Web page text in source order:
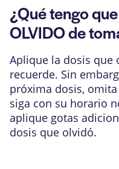
¿Qué tengo
OLVIDO de
Aplique la dosis
recuerde. Sin
próxima dosis,
siga con su horario
aplique gotas
dosis que olvidó.